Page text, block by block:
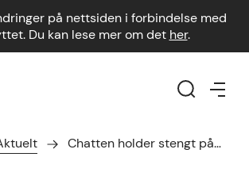
på nettsiden i forbindelse med
Du kan lese mer om det her.
Chatten holder stengt på…